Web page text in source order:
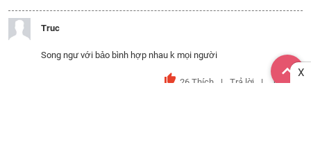
Truc
Song ngư với bảo bình hợp nhau k mọi người
26 Thích Trả lời Chia sẻ
X